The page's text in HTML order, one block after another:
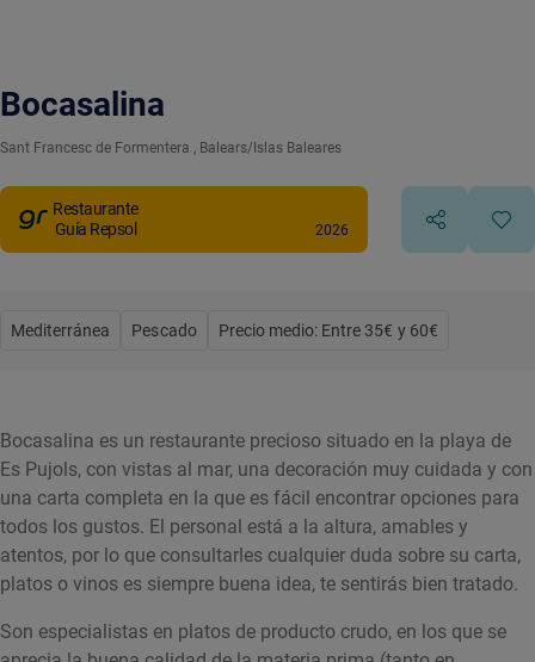
Bocasalina
Sant Francesc de Formentera , Balears/Islas Baleares
Restaurante
Guía Repsol
2026
Mediterránea Pescado Precio medio: Entre 35€ y 60€
Bocasalina es un restaurante precioso situado en la playa de
Es Pujols, con vistas al mar, una decoración muy cuidada y con
una carta completa en la que es fácil encontrar opciones para
todos los gustos. El personal está a la altura, amables y
atentos, por lo que consultarles cualquier duda sobre su carta,
platos o vinos es siempre buena idea, te sentirás bien tratado.
Son especialistas en platos de producto crudo, en los que se